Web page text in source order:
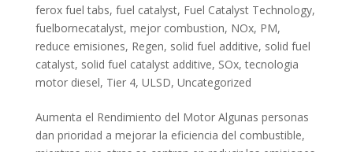
ferox fuel tabs, fuel catalyst, Fuel Catalyst Technology,
fuelbornecatalyst, mejor combustion, NOx, PM,
reduce emisiones, Regen, solid fuel additive, solid fuel
catalyst, solid fuel catalyst additive, SOx,tecnologia
motor diesel, Tier 4, ULSD, Uncategorized
Aumenta el Rendimiento del Motor Algunas personas
dan prioridad a mejorar la eficiencia del combustible,